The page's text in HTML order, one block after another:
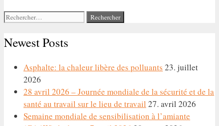
Rechercher :
Newest Posts
Asphalte: la chaleur libère des polluants 23. juillet
2026
28 avril 2026 – Journée mondiale de la sécurité et de la
santé au travail sur le lieu de travail 27. avril 2026
Semaine mondiale de sensibilisation à l’amiante